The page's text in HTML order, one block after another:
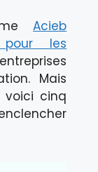
Acieb
les
Mais
cinq